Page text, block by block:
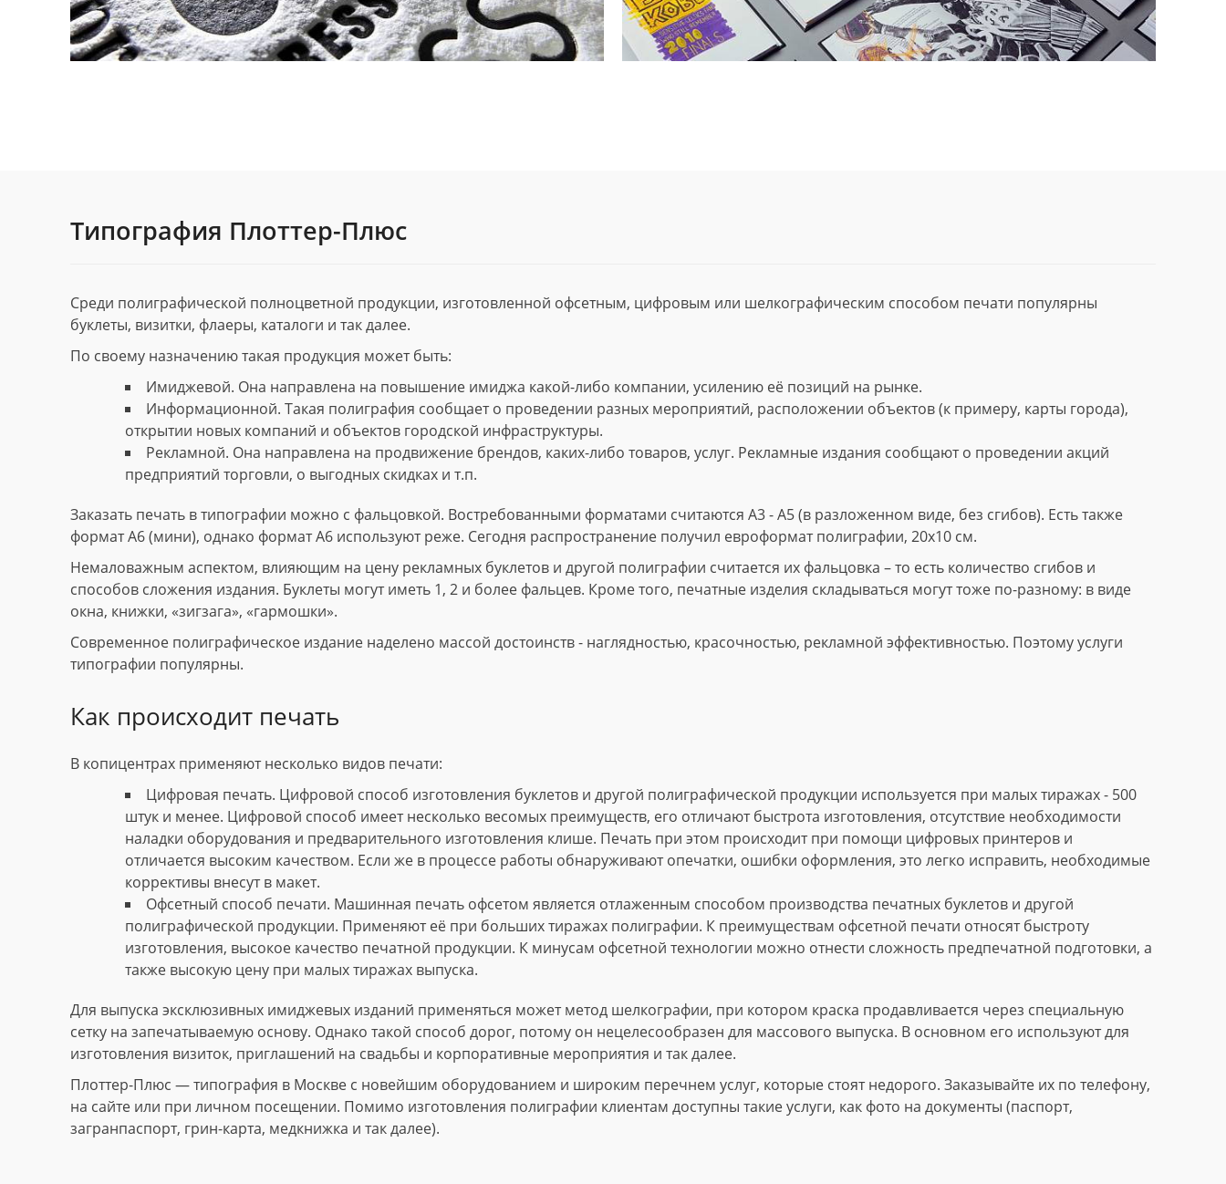
Типография Плоттер-Плюс
Среди полиграфической полноцветной продукции, изготовленной офсетным, цифровым или шелкографическим способом печати популярны
буклеты, визитки, флаеры, каталоги и так далее.
По своему назначению такая продукция может быть:
Имиджевой. Она направлена на повышение имиджа какой-либо компании, усилению её позиций на рынке.
Информационной. Такая полиграфия сообщает о проведении разных мероприятий, расположении объектов (к примеру, карты города),
открытии новых компаний и объектов городской инфраструктуры.
Рекламной. Она направлена на продвижение брендов, каких-либо товаров, услуг. Рекламные издания сообщают о проведении акций
предприятий торговли, о выгодных скидках и т.п.
Заказать печать в типографии можно с фальцовкой. Востребованными форматами считаются А3 - А5 (в разложенном виде, без сгибов). Есть также
формат А6 (мини), однако формат А6 используют реже. Сегодня распространение получил евроформат полиграфии, 20х10 см.
Немаловажным аспектом, влияющим на цену рекламных буклетов и другой полиграфии считается их фальцовка – то есть количество сгибов и
способов сложения издания. Буклеты могут иметь 1, 2 и более фальцев. Кроме того, печатные изделия складываться могут тоже по-разному: в виде
окна, книжки, «зигзага», «гармошки».
Современное полиграфическое издание наделено массой достоинств - наглядностью, красочностью, рекламной эффективностью. Поэтому услуги
типографии популярны.
Как происходит печать
В копицентрах применяют несколько видов печати:
Цифровая печать. Цифровой способ изготовления буклетов и другой полиграфической продукции используется при малых тиражах - 500
штук и менее. Цифровой способ имеет несколько весомых преимуществ, его отличают быстрота изготовления, отсутствие необходимости
наладки оборудования и предварительного изготовления клише. Печать при этом происходит при помощи цифровых принтеров и
отличается высоким качеством. Если же в процессе работы обнаруживают опечатки, ошибки оформления, это легко исправить, необходимые
коррективы внесут в макет.
Офсетный способ печати. Машинная печать офсетом является отлаженным способом производства печатных буклетов и другой
полиграфической продукции. Применяют её при больших тиражах полиграфии. К преимуществам офсетной печати относят быстроту
изготовления, высокое качество печатной продукции. К минусам офсетной технологии можно отнести сложность предпечатной подготовки, а
также высокую цену при малых тиражах выпуска.
Для выпуска эксклюзивных имиджевых изданий применяться может метод шелкографии, при котором краска продавливается через специальную
сетку на запечатываемую основу. Однако такой способ дорог, потому он нецелесообразен для массового выпуска. В основном его используют для
изготовления визиток, приглашений на свадьбы и корпоративные мероприятия и так далее.
Плоттер-Плюс — типография в Москве с новейшим оборудованием и широким перечнем услуг, которые стоят недорого. Заказывайте их по телефону,
на сайте или при личном посещении. Помимо изготовления полиграфии клиентам доступны такие услуги, как фото на документы (паспорт,
загранпаспорт, грин-карта, медкнижка и так далее).